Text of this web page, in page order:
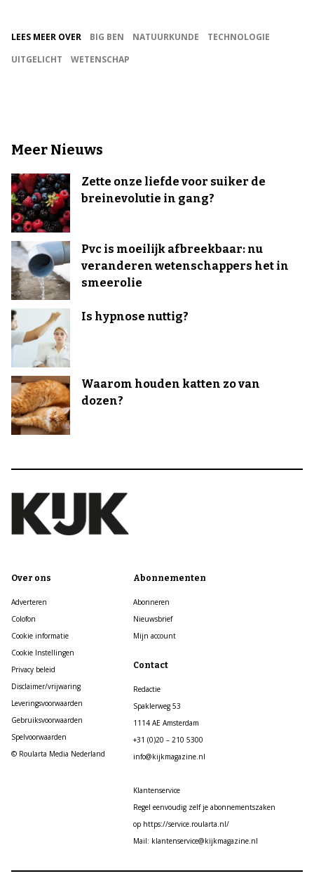
LEES MEER OVER BIG BEN NATUURKUNDE
TECHNOLOGIE
UITGELICHT
WETENSCHAP
Meer Nieuws
Zette onze liefde voor suiker de
breinevolutie in gang?
Pvc is moeilijk afbreekbaar: nu
veranderen wetenschappers het in
smeerolie
Is hypnose nuttig?
Waarom houden katten zo van
dozen?
Over ons
Adverteren
Colofon
Cookie informatie
Cookie Instellingen
Privacy beleid
Disclaimer/vrijwaring
Leveringsvoorwaarden
Gebruiksvoorwaarden
Spelvoorwaarden
© Roularta Media Nederland
Abonnementen
Abonneren
Nieuwsbrief
Mijn account
Contact
Redactie
Spaklerweg 53
1114 AE Amsterdam
+31 (0)20 – 210 5300
info@kijkmagazine.nl
Klantenservice
Regel eenvoudig zelf je abonnementszaken
op https://service.roularta.nl/
Mail: klantenservice@kijkmagazine.nl